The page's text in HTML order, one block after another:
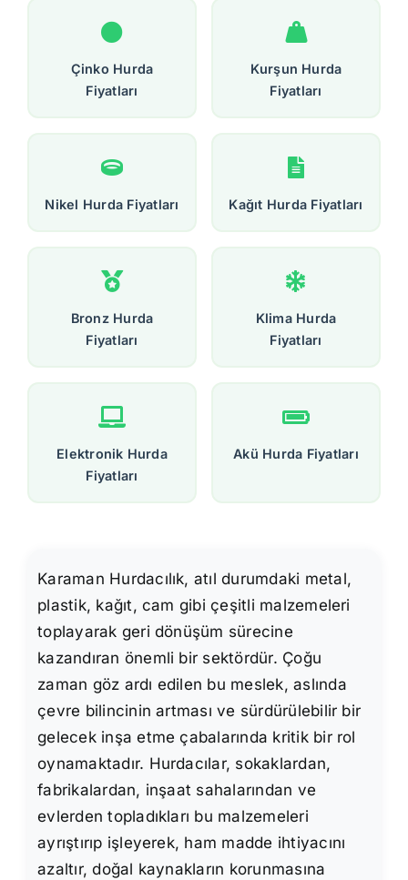
Çinko Hurda
Fiyatları
Kurşun Hurda
Fiyatları
Nikel Hurda Fiyatları Kağıt Hurda Fiyatları
Bronz Hurda
Fiyatları
Klima Hurda
Fiyatları
Elektronik Hurda
Fiyatları
Akü Hurda Fiyatları
Karaman Hurdacılık, atıl durumdaki metal,
plastik, kağıt, cam gibi çeşitli malzemeleri
toplayarak geri dönüşüm sürecine
kazandıran önemli bir sektördür. Çoğu
zaman göz ardı edilen bu meslek, aslında
çevre bilincinin artması ve sürdürülebilir bir
gelecek inşa etme çabalarında kritik bir rol
oynamaktadır. Hurdacılar, sokaklardan,
fabrikalardan, inşaat sahalarından ve
evlerden topladıkları bu malzemeleri
ayrıştırıp işleyerek, ham madde ihtiyacını
azaltır, doğal kaynakların korunmasına